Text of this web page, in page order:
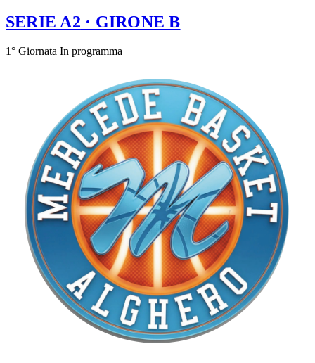
SERIE A2 · GIRONE B
1° Giornata In programma